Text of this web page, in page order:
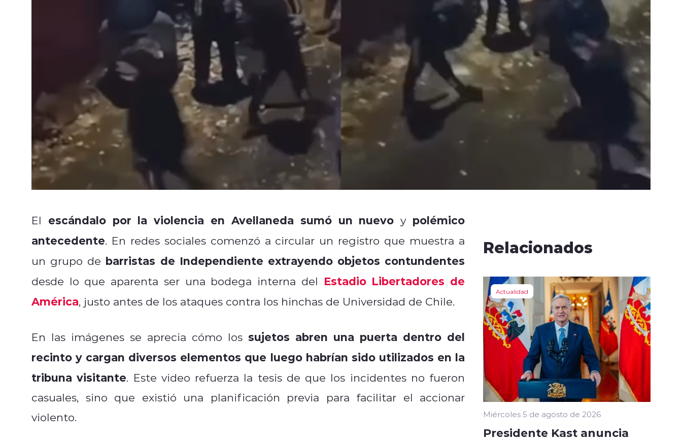
El escándalo por la violencia en Avellaneda sumó un nuevo y polémico
antecedente. En redes sociales comenzó a circular un registro que muestra a
un grupo de barristas de Independiente extrayendo objetos contundentes
desde lo que aparenta ser una bodega interna del Estadio Libertadores de
América, justo antes de los ataques contra los hinchas de Universidad de Chile.
En las imágenes se aprecia cómo los sujetos abren una puerta dentro del
recinto y cargan diversos elementos que luego habrían sido utilizados en la
tribuna visitante. Este video refuerza la tesis de que los incidentes no fueron
casuales, sino que existió una planificación previa para facilitar el accionar
violento.
Relacionados
Actualidad
Miércoles 5 de agosto de 2026
Presidente Kast anuncia